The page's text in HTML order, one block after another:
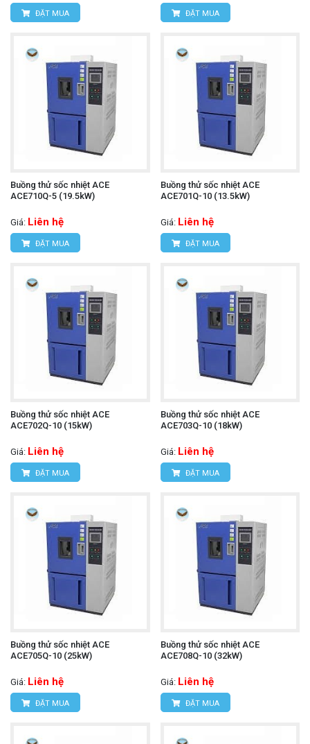
ĐẶT MUA ĐẶT MUA
Buồng thử sốc nhiệt ACE
ACE710Q-5 (19.5kW)
Giá: Liên hệ
ĐẶT MUA
Buồng thử sốc nhiệt ACE
ACE701Q-10 (13.5kW)
Giá: Liên hệ
ĐẶT MUA
Buồng thử sốc nhiệt ACE
ACE702Q-10 (15kW)
Giá: Liên hệ
ĐẶT MUA
Buồng thử sốc nhiệt ACE
ACE703Q-10 (18kW)
Giá: Liên hệ
ĐẶT MUA
Buồng thử sốc nhiệt ACE
ACE705Q-10 (25kW)
Giá: Liên hệ
ĐẶT MUA
Buồng thử sốc nhiệt ACE
ACE708Q-10 (32kW)
Giá: Liên hệ
ĐẶT MUA